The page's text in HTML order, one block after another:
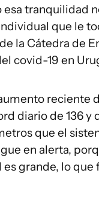
tranquilidad
que le
la Cátedra de
covid-19 en
reciente
diario de 136
que el
en alerta,
es grande, lo